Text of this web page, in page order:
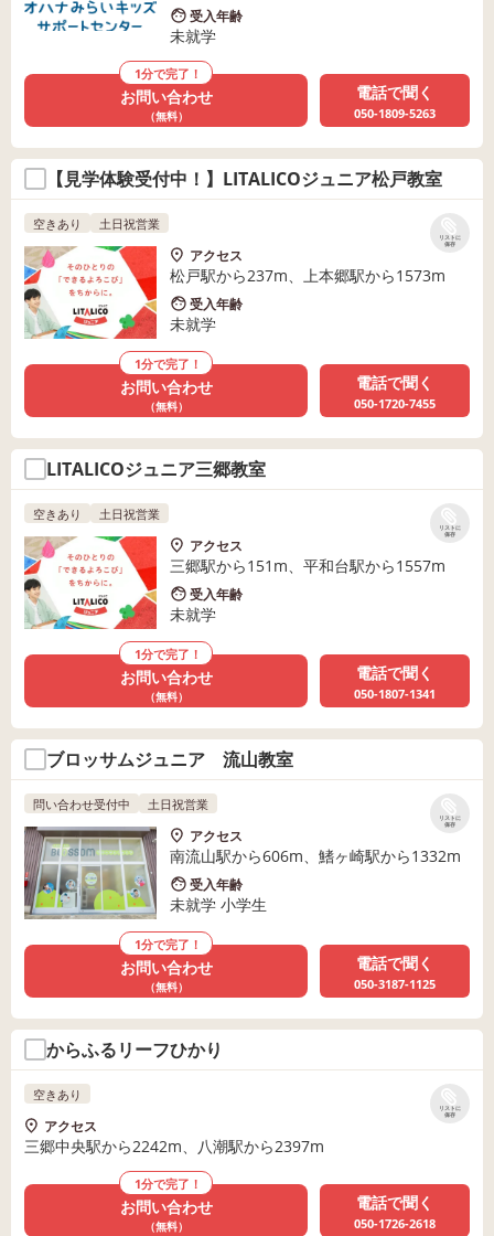
受入年齢
未就学
1分で完了！
お問い合わせ
（無料）
電話で聞く
050-1809-5263
【見学体験受付中！】LITALICOジュニア松戸教室
リストに
保存
空きあり 土日祝営業
アクセス
松戸駅から237m、上本郷駅から1573m
受入年齢
未就学
1分で完了！
お問い合わせ
（無料）
電話で聞く
050-1720-7455
LITALICOジュニア三郷教室
リストに
保存
空きあり 土日祝営業
アクセス
三郷駅から151m、平和台駅から1557m
受入年齢
未就学
1分で完了！
お問い合わせ
（無料）
電話で聞く
050-1807-1341
ブロッサムジュニア 流山教室
リストに
保存
問い合わせ受付中 土日祝営業
アクセス
南流山駅から606m、鰭ヶ崎駅から1332m
受入年齢
未就学 小学生
1分で完了！
お問い合わせ
（無料）
電話で聞く
050-3187-1125
からふるリーフひかり
リストに
保存
空きあり
アクセス
三郷中央駅から2242m、八潮駅から2397m
1分で完了！
お問い合わせ
（無料）
電話で聞く
050-1726-2618